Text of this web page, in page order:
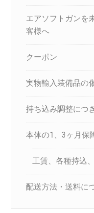
エアソフトガンを
客様へ
クーポン
実物輸入装備品の
持ち込み調整につ
本体の1、3ヶ月保
工賃、各種持込
配送方法・送料に